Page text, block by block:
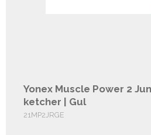
Yonex Muscle Power 2
ketcher | Gul
21MP2JRGE